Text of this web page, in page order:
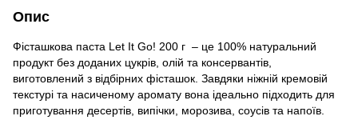
Опис
Фісташкова паста Let It Go! 200 г – це 100% натуральний
продукт без доданих цукрів, олій та консервантів,
виготовлений з відбірних фісташок. Завдяки ніжній кремовій
текстурі та насиченому аромату вона ідеально підходить для
приготування десертів, випічки, морозива, соусів та напоїв.